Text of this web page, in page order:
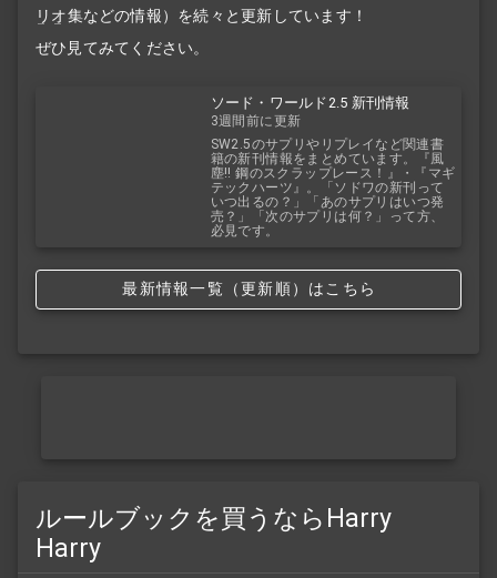
リオ集などの情報）を続々と更新しています！
ぜひ見てみてください。
ソード・ワールド2.5 新刊情報
3週間前に更新
SW2.5のサプリやリプレイなど関連書
籍の新刊情報をまとめています。『風
塵!! 鋼のスクラップレース！』・『マギ
テックハーツ』。「ソドワの新刊って
いつ出るの？」「あのサプリはいつ発
売？」「次のサプリは何？」って方、
必見です。
最新情報一覧（更新順）はこちら
ルールブックを買うならHarry
Harry